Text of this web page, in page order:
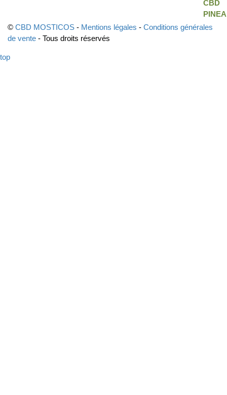
© CBD MOSTICOS - Mentions légales - Conditions générales
de vente - Tous droits réservés
top